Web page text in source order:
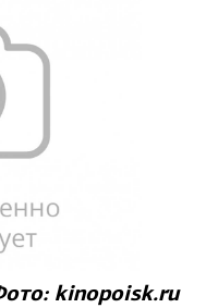
kinopoisk.ru